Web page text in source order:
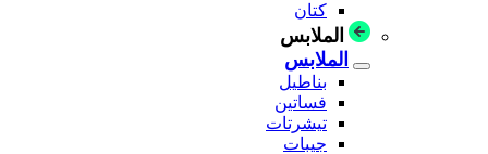
كتان
الملابس
الملابس
بناطيل
فساتين
تيشرتات
جيبات